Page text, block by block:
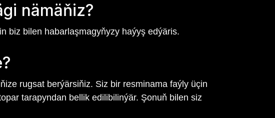
nämäňiz?
biz bilen habarlaşmagyňyzy haýyş edýäris.
rugsat berýärsiňiz. Siz bir resminama faýly üçin
tarapyndan bellik edilibilinýär. Şonuň bilen siz